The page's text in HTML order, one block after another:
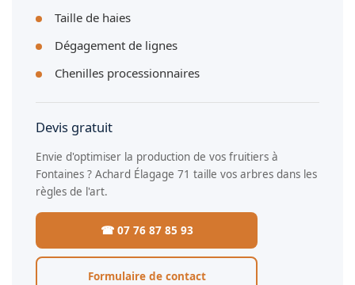
Taille de haies
Dégagement de lignes
Chenilles processionnaires
Devis gratuit
Envie d'optimiser la production de vos fruitiers à
Fontaines ? Achard Élagage 71 taille vos arbres dans les
règles de l'art.
☎ 07 76 87 85 93
Formulaire de contact